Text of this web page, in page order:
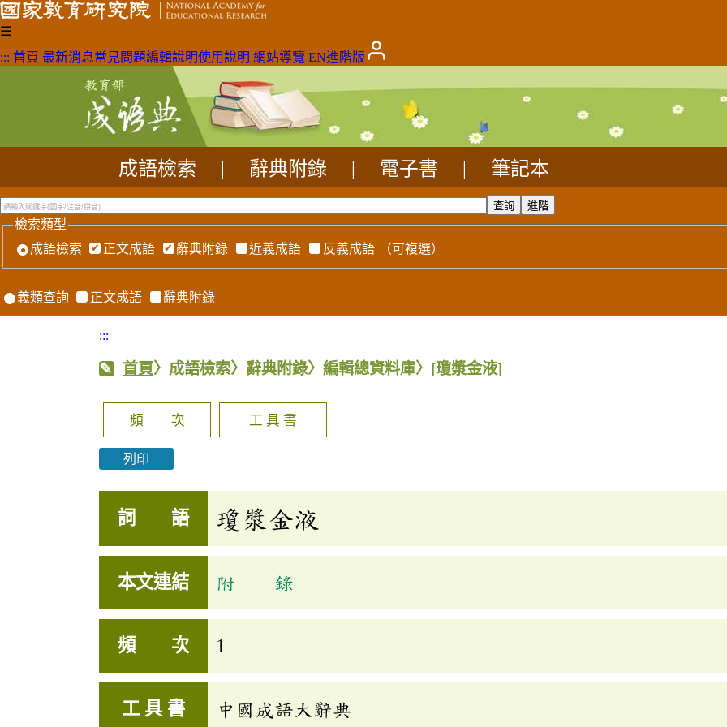
☰
::: 首頁 最新消息常見問題編輯說明使用說明 網站導覽 EN進階版
成語檢索 辭典附錄 電子書 筆記本
檢索類型
成語檢索
正文成語 辭典附錄 近義成語 反義成語 （可複選）
義類查詢 正文成語 辭典附錄
:::
首頁〉成語檢索〉辭典附錄〉編輯總資料庫〉 [瓊漿金液]
頻 次 工 具 書
列印
詞 語 瓊漿金液
本文連結 附 錄
頻 次 1
工 具 書 中國成語大辭典